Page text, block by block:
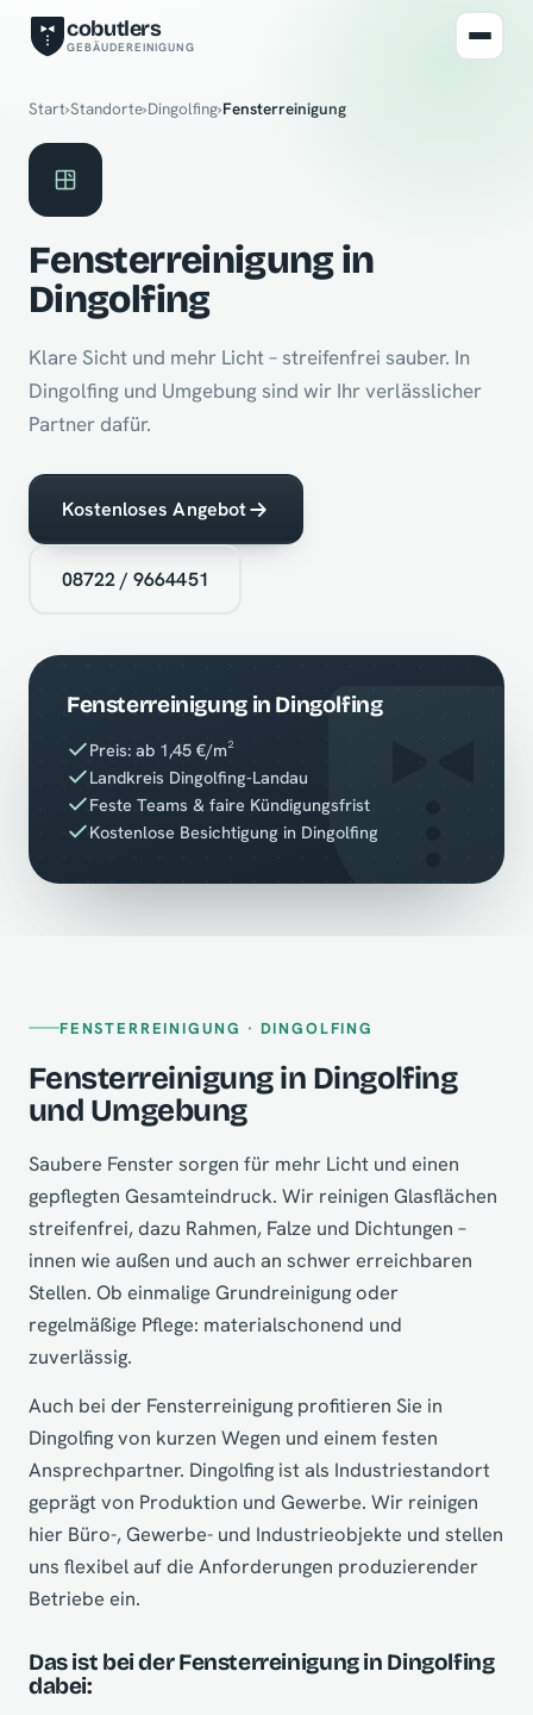
cobutlers
GEBÄUDEREINIGUNG
Start›Standorte›Dingolfing›Fensterreinigung
Fensterreinigung in
Dingolfing
Klare Sicht und mehr Licht – streifenfrei sauber. In
Dingolfing und Umgebung sind wir Ihr verlässlicher
Partner dafür.
Kostenloses Angebot
08722 / 9664451
Fensterreinigung in Dingolfing
Preis: ab 1,45 €/m²
Landkreis Dingolfing-Landau
Feste Teams & faire Kündigungsfrist
Kostenlose Besichtigung in Dingolfing
FENSTERREINIGUNG · DINGOLFING
Fensterreinigung in Dingolfing
und Umgebung
Saubere Fenster sorgen für mehr Licht und einen
gepflegten Gesamteindruck. Wir reinigen Glasflächen
streifenfrei, dazu Rahmen, Falze und Dichtungen –
innen wie außen und auch an schwer erreichbaren
Stellen. Ob einmalige Grundreinigung oder
regelmäßige Pflege: materialschonend und
zuverlässig.
Auch bei der Fensterreinigung profitieren Sie in
Dingolfing von kurzen Wegen und einem festen
Ansprechpartner. Dingolfing ist als Industriestandort
geprägt von Produktion und Gewerbe. Wir reinigen
hier Büro-, Gewerbe- und Industrieobjekte und stellen
uns flexibel auf die Anforderungen produzierender
Betriebe ein.
Das ist bei der Fensterreinigung in Dingolfing
dabei: